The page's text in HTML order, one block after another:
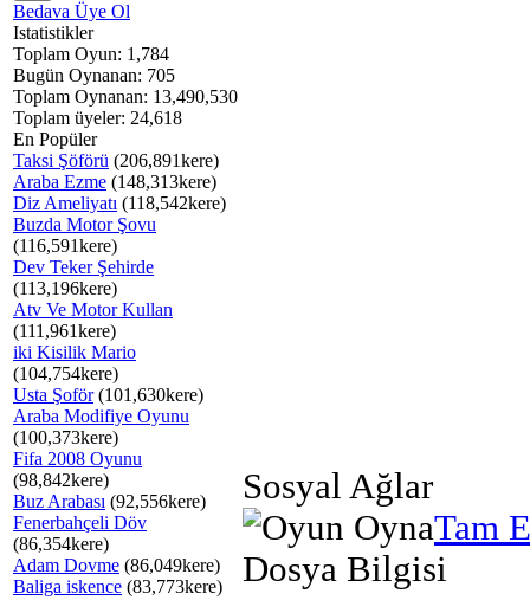
Bedava Üye Ol
Istatistikler
Toplam Oyun: 1,784
Bugün Oynanan: 705
Toplam Oynanan: 13,490,530
Toplam üyeler: 24,618
En Popüler
Taksi Şöförü (206,891kere)
Araba Ezme (148,313kere)
Diz Ameliyatı (118,542kere)
Buzda Motor Şovu
(116,591kere)
Dev Teker Şehirde
(113,196kere)
Atv Ve Motor Kullan
(111,961kere)
iki Kisilik Mario
(104,754kere)
Usta Şoför(101,630kere)
Araba Modifiye Oyunu
(100,373kere)
Fifa 2008 Oyunu
(98,842kere)
Buz Arabası (92,556kere)
Fenerbahçeli Döv
(86,354kere)
Adam Dovme (86,049kere)
Baliga iskence (83,773kere)
Sosyal Ağlar
Tam
Dosya Bilgisi